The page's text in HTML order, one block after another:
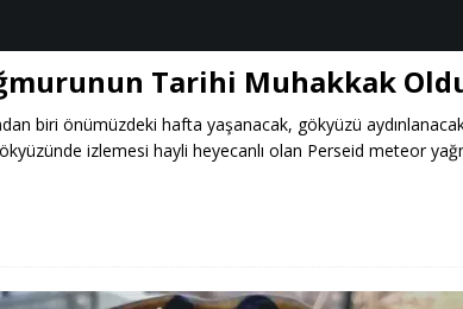
Tarihi Muhakkak
biri önümüzdeki hafta yaşanacak, gökyüzü
izlemesi hayli heyecanlı olan Perseid meteor